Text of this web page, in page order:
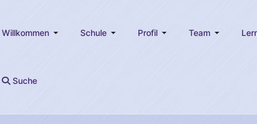
Willkommen Schule Profil Team
Suche